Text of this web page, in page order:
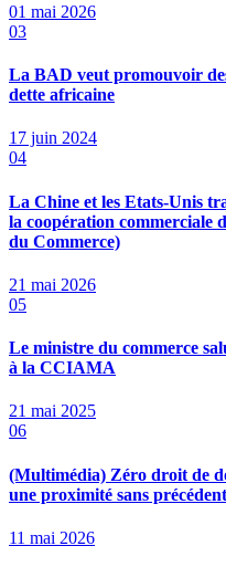
01 mai 2026
03
La BAD veut promouvoir
dette africaine
17 juin 2024
04
La Chine et les Etats-Unis
la coopération commerciale
du Commerce)
21 mai 2026
05
Le ministre du commerce
à la CCIAMA
21 mai 2025
06
(Multimédia) Zéro droit de
une proximité sans
11 mai 2026